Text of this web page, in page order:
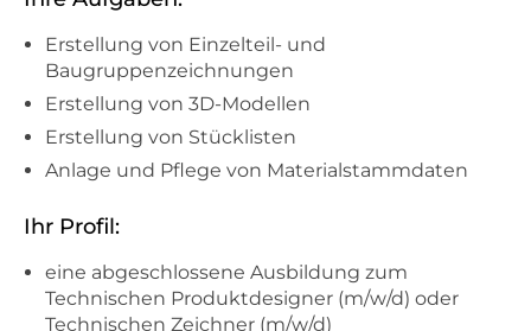
Erstellung von Einzelteil- und
Baugruppenzeichnungen
Erstellung von 3D-Modellen
Erstellung von Stücklisten
Anlage und Pflege von Materialstammdaten
Ihr Profil:
eine abgeschlossene Ausbildung zum
Technischen Produktdesigner (m/w/d) oder
Technischen Zeichner (m/w/d)